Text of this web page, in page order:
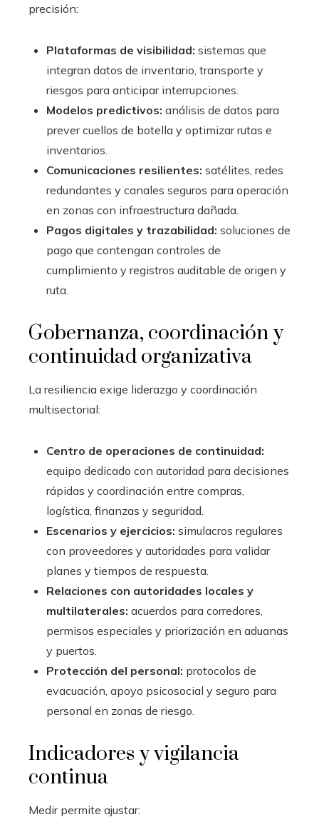
precisión:
Plataformas de visibilidad: sistemas que
integran datos de inventario, transporte y
riesgos para anticipar interrupciones.
Modelos predictivos: análisis de datos para
prever cuellos de botella y optimizar rutas e
inventarios.
Comunicaciones resilientes: satélites, redes
redundantes y canales seguros para operación
en zonas con infraestructura dañada.
Pagos digitales y trazabilidad: soluciones de
pago que contengan controles de
cumplimiento y registros auditable de origen y
ruta.
Gobernanza, coordinación y
continuidad organizativa
La resiliencia exige liderazgo y coordinación
multisectorial:
Centro de operaciones de continuidad:
equipo dedicado con autoridad para decisiones
rápidas y coordinación entre compras,
logística, finanzas y seguridad.
Escenarios y ejercicios: simulacros regulares
con proveedores y autoridades para validar
planes y tiempos de respuesta.
Relaciones con autoridades locales y
multilaterales: acuerdos para corredores,
permisos especiales y priorización en aduanas
y puertos.
Protección del personal: protocolos de
evacuación, apoyo psicosocial y seguro para
personal en zonas de riesgo.
Indicadores y vigilancia
continua
Medir permite ajustar: